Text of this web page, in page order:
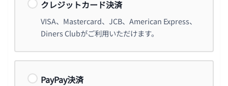
クレジットカード決済
VISA、Mastercard、JCB、American Express、
Diners Clubがご利用いただけます。
PayPay決済